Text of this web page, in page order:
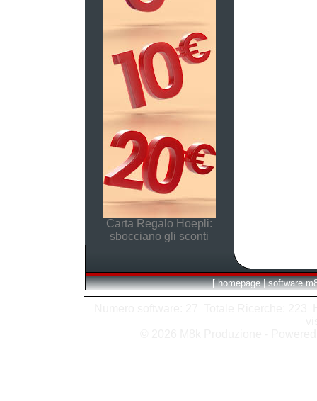
Carta Regalo Hoepli:
sbocciano gli sconti
[ homepage | software